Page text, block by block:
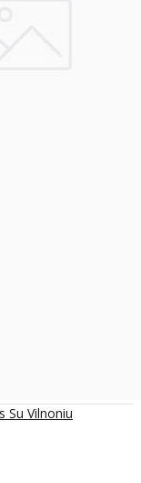
Su Vilnoniu